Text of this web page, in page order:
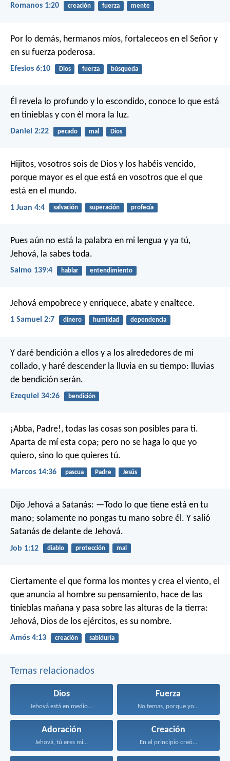
Romanos 1:20 creación fuerza mente
Por lo demás, hermanos míos, fortaleceos en el Señor y
en su fuerza poderosa.
Efesios 6:10 Dios fuerza búsqueda
Él revela lo profundo y lo escondido, conoce lo que está
en tinieblas y con él mora la luz.
Daniel 2:22 pecado mal Dios
Hijitos, vosotros sois de Dios y los habéis vencido,
porque mayor es el que está en vosotros que el que
está en el mundo.
1 Juan 4:4 salvación superación profecía
Pues aún no está la palabra en mi lengua y ya tú,
Jehová, la sabes toda.
Salmo 139:4 hablar entendimiento
Jehová empobrece y enriquece, abate y enaltece.
1 Samuel 2:7 dinero humildad dependencia
Y daré bendición a ellos y a los alrededores de mi
collado, y haré descender la lluvia en su tiempo: lluvias
de bendición serán.
Ezequiel 34:26 bendición
¡Abba, Padre!, todas las cosas son posibles para ti.
Aparta de mí esta copa; pero no se haga lo que yo
quiero, sino lo que quieres tú.
Marcos 14:36 pascua Padre Jesús
Dijo Jehová a Satanás: —Todo lo que tiene está en tu
mano; solamente no pongas tu mano sobre él. Y salió
Satanás de delante de Jehová.
Job 1:12 diablo protección mal
Ciertamente el que forma los montes y crea el viento, el
que anuncia al hombre su pensamiento, hace de las
tinieblas mañana y pasa sobre las alturas de la tierra:
Jehová, Dios de los ejércitos, es su nombre.
Amós 4:13 creación sabiduría
Temas relacionados
Dios
Jehová está en medio...
Fuerza
No temas, porque yo...
Adoración
Jehová, tú eres mi...
Creación
En el principio creó...